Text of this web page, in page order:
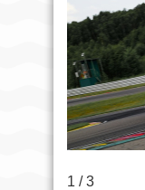
1 / 3